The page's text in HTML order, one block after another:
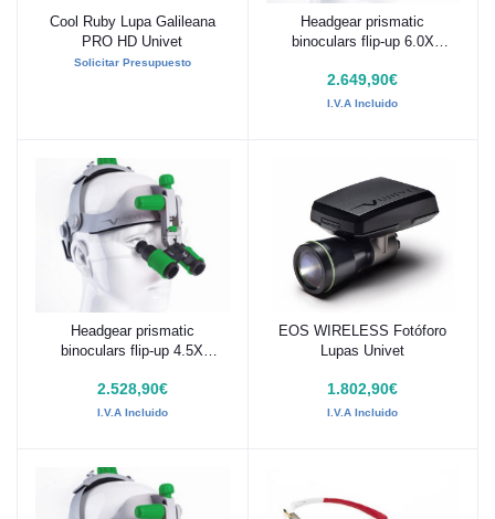
Añadir al carrito
Cool Ruby Lupa Galileana
PRO HD Univet
Solicitar Presupuesto
Añadir al carrito
Headgear prismatic
binoculars flip-up 6.0X
2.649,90€
I.V.A Incluido
Añadir al carrito
Headgear prismatic
binoculars flip-up 4.5X
2.528,90€
I.V.A Incluido
Añadir al carrito
EOS WIRELESS Fotóforo
Lupas Univet
1.802,90€
I.V.A Incluido